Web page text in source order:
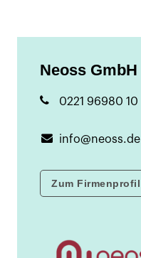
Neoss GmbH
0221 96980 10
info@neoss.de
Zum Firmenprofil